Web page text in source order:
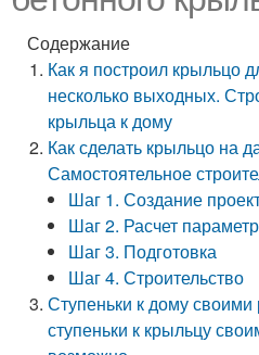
Содержание
Как я построил крыльцо
несколько выходных.
крыльца к дому
Как сделать крыльцо на
Самостоятельное
Шаг 1. Создание
Шаг 2. Расчет
Шаг 3. Подготовка
Шаг 4. Строительство
Ступеньки к дому своими
ступеньки к крыльцу